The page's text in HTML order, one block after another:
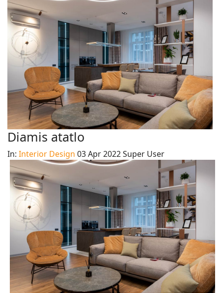
Diamis atatlo
In: Interior Design 03 Apr 2022Super User